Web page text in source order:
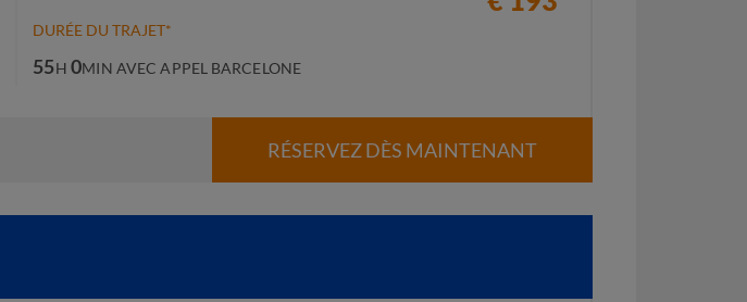
DURÉE DU TRAJET*
55H 0MIN AVEC APPEL BARCELONE
RÉSERVEZ DÈS MAINTENANT